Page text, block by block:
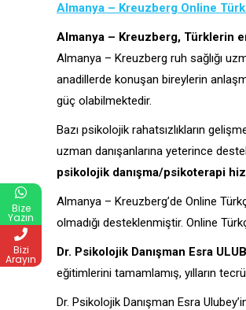
Almanya – Kreuzberg Online
Almanya – Kreuzberg, Türklerin
Almanya – Kreuzberg ruh sağlığı
anadillerde konuşan bireylerin
güç olabilmektedir.
Bazı psikolojik rahatsızlıkların
uzman danışanlarına yeterince
psikolojik danışma/psikoterapi
Almanya – Kreuzberg’de Online
olmadığı desteklenmiştir. Online
Dr. Psikolojik Danışman Esra
eğitimlerini tamamlamış, yılların
Dr. Psikolojik Danışman Esra
Bize
Yazın
Bizi
Arayın